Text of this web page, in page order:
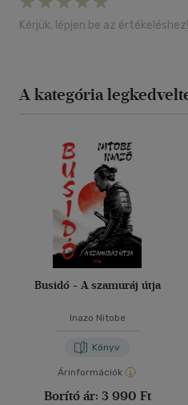
Kérjük, lépjen be az értékeléshez!
A kategória
Busidó - A szamuráj útja
Inazo Nitobe
Könyv
Árinformációk
Borító ár: 3 990 Ft